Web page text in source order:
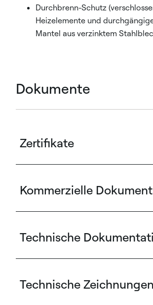
Durchbrenn-Schutz
Heizelemente und
Mantel aus verzinktem
Dokumente
Zertifikate
Kommerzielle
Technische
Technische Zeichnungen